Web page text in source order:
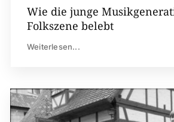
Wie die junge
Folkszene belebt
Weiterlesen...